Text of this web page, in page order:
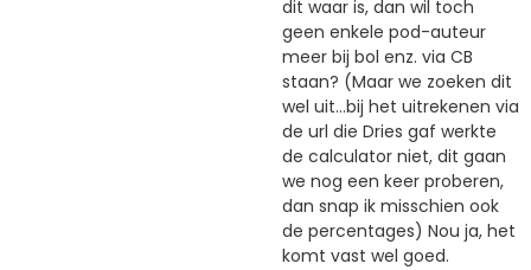
dit waar is, dan wil toch
geen enkele pod-auteur
meer bij bol enz. via CB
staan? (Maar we zoeken dit
wel uit...bij het uitrekenen via
de url die Dries gaf werkte
de calculator niet, dit gaan
we nog een keer proberen,
dan snap ik misschien ook
de percentages) Nou ja, het
komt vast wel goed.